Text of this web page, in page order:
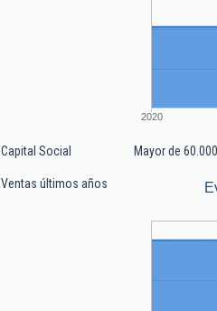
2020
Capital Social Mayor de
Ventas últimos años